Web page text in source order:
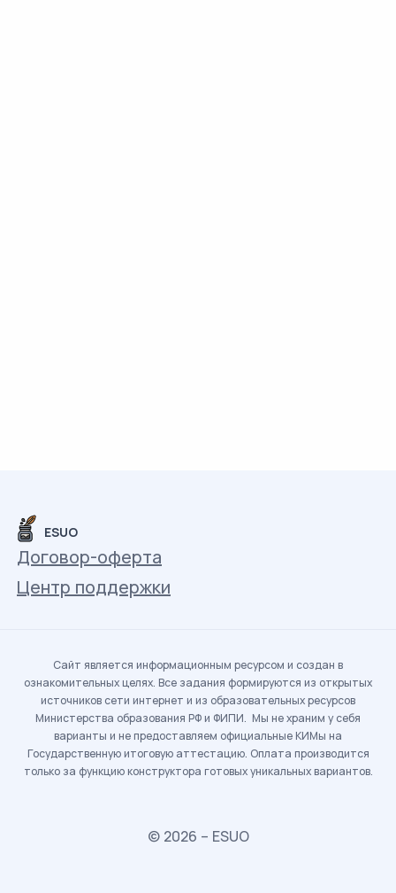
ESUO
Договор-оферта
Центр поддержки
Сайт является информационным ресурсом и создан в
ознакомительных целях. Все задания формируются из открытых
источников сети интернет и из образовательных ресурсов
Министерства образования РФ и ФИПИ. Мы не храним у себя
варианты и не предоставляем официальные КИМы на
Государственную итоговую аттестацию. Оплата производится
только за функцию конструктора готовых уникальных вариантов.
© 2026 – ESUO